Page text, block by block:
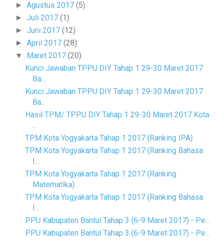
►Agustus 2017(5)
►Juli 2017(1)
►Juni 2017(12)
►April 2017(28)
▼ Maret 2017(20)
Kunci Jawaban TPPU DIY Tahap 1 29-30 Maret 2017
Ba...
Kunci Jawaban TPPU DIY Tahap 1 29-30 Maret 2017
Ba...
Hasil TPM/ TPPU DIY Tahap 1 29-30 Maret 2017 Kota
...
TPM Kota Yogyakarta Tahap 1 2017 (Ranking IPA)
TPM Kota Yogyakarta Tahap 1 2017 (Ranking Bahasa
I...
TPM Kota Yogyakarta Tahap 1 2017 (Ranking
Matematika)
TPM Kota Yogyakarta Tahap 1 2017 (Ranking Bahasa
I...
PPU Kabupaten Bantul Tahap 3 (6-9 Maret 2017) - Pe...
PPU Kabupaten Bantul Tahap 3 (6-9 Maret 2017) - Pe...